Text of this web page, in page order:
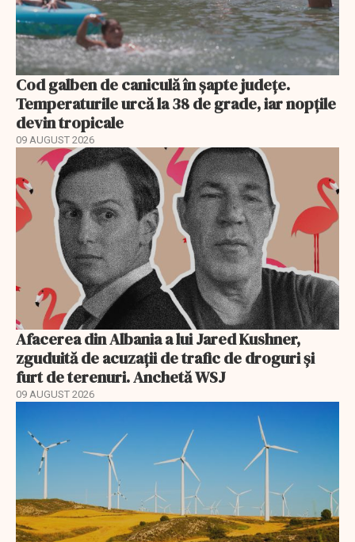
Cod galben de caniculă în șapte județe.
Temperaturile urcă la 38 de grade, iar nopțile
devin tropicale
09 AUGUST 2026
Afacerea din Albania a lui Jared Kushner,
zguduită de acuzații de trafic de droguri și
furt de terenuri. Anchetă WSJ
09 AUGUST 2026